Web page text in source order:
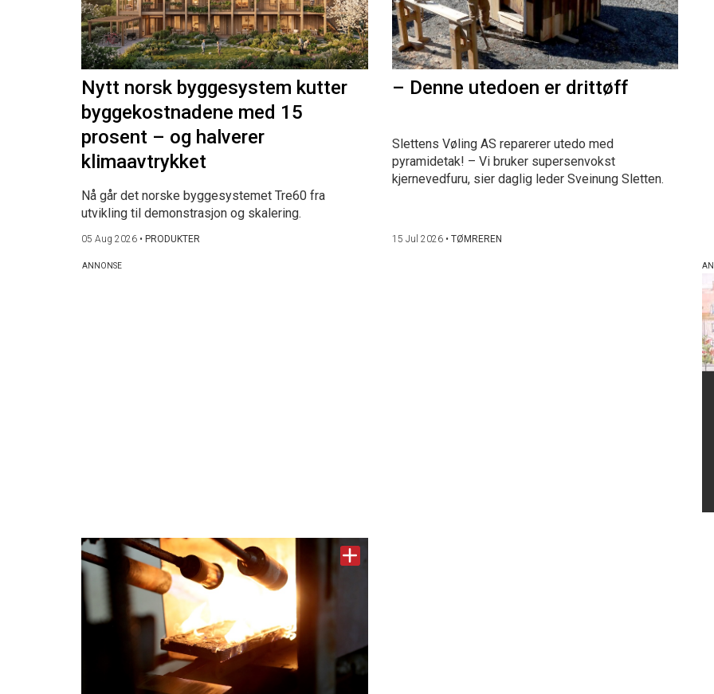
Nytt norsk byggesystem kutter
byggekostnadene med 15
prosent – og halverer
klimaavtrykket
Nå går det norske byggesystemet Tre60 fra
utvikling til demonstrasjon og skalering.
05 Aug 2026 • PRODUKTER
– Denne utedoen er drittøff
Slettens Vøling AS reparerer utedo med
pyramidetak! – Vi bruker supersenvokst
kjernevedfuru, sier daglig leder Sveinung Sletten.
15 Jul 2026• TØMREREN